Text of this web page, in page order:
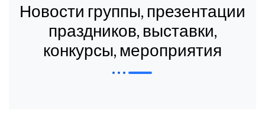
Новости группы, презентации
праздников, выставки,
конкурсы, мероприятия